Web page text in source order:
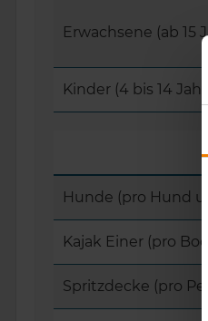
Erwachsene (ab 15
Kinder (4 bis 14
Hunde (pro Hund
Kajak Einer (pro
Spritzdecke (pro